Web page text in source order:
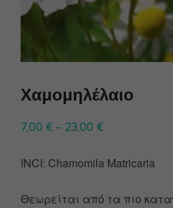
Χαμομηλέλαιο
7,00 € – 23,00 €
INCI: Chamomila Matricaria
Θεωρείται από τα πιο